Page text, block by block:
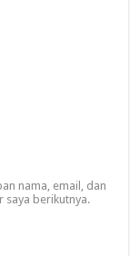
nama, email, dan
saya berikutnya.